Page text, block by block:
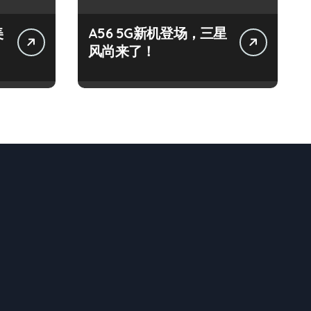
A56 5G新机登场，三星
风尚来了！